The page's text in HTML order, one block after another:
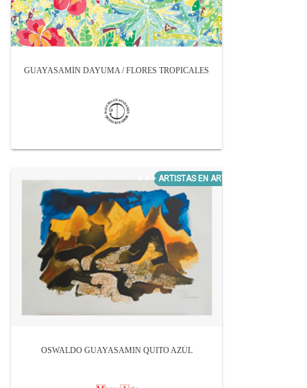
GUAYASAMÍN DAYUMA / FLORES TROPICALES
OSWALDO GUAYASAMIN QUITO AZÚL